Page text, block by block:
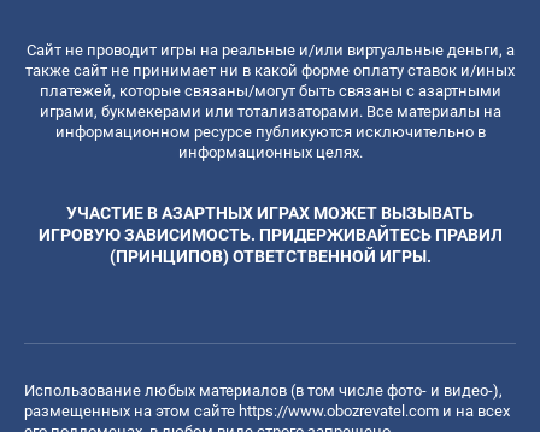
Сайт не проводит игры на реальные и/или виртуальные деньги, а
также сайт не принимает ни в какой форме оплату ставок и/иных
платежей, которые связаны/могут быть связаны с азартными
играми, букмекерами или тотализаторами. Все материалы на
информационном ресурсе публикуются исключительно в
информационных целях.
УЧАСТИЕ В АЗАРТНЫХ ИГРАХ МОЖЕТ ВЫЗЫВАТЬ
ИГРОВУЮ ЗАВИСИМОСТЬ. ПРИДЕРЖИВАЙТЕСЬ ПРАВИЛ
(ПРИНЦИПОВ) ОТВЕТСТВЕННОЙ ИГРЫ.
Использование любых материалов (в том числе фото- и видео-),
размещенных на этом сайте https://www.obozrevatel.com и на всех